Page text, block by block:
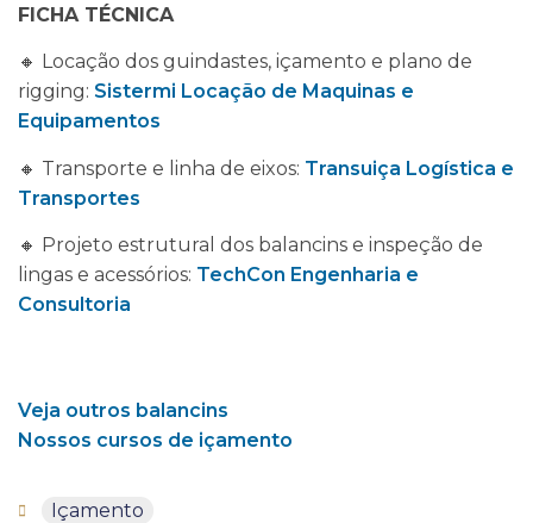
FICHA TÉCNICA
🔸 Locação dos guindastes, içamento e plano de
rigging: Sistermi Locação de Maquinas e
Equipamentos
🔸 Transporte e linha de eixos: Transuiça Logística e
Transportes
🔸 Projeto estrutural dos balancins e inspeção de
lingas e acessórios: TechCon Engenharia e
Consultoria
Veja outros balancins
Nossos cursos de içamento
Içamento